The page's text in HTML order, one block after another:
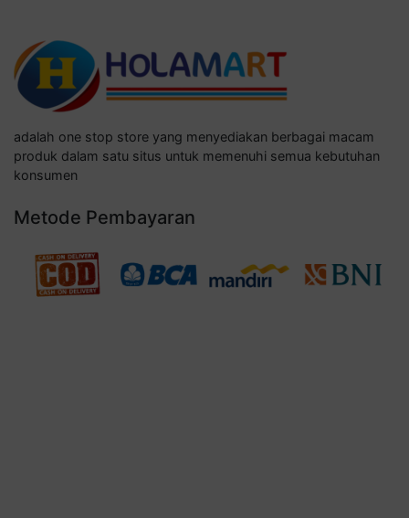
adalah one stop store yang menyediakan berbagai macam
produk dalam satu situs untuk memenuhi semua kebutuhan
konsumen
Metode Pembayaran